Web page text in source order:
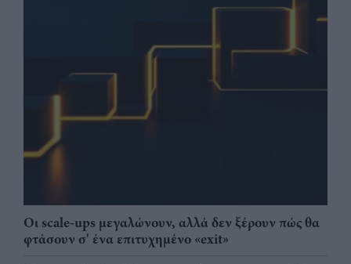
Οι scale-ups μεγαλώνουν, αλλά δεν ξέρουν πώς θα
φτάσουν σ' ένα επιτυχημένο «exit»